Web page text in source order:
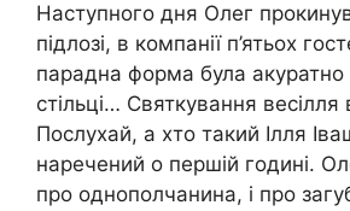
Наступного дня Олег
підлозі, в компанії п’ятьох
парадна форма була акуратно
стільці… Святкування весілля
Послухай, а хто такий Ілля
наречений о першій годині.
про однополчанина, і про